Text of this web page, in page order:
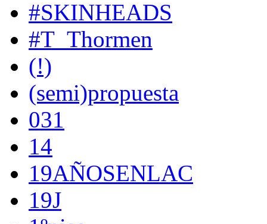
#SKINHEADS
#T_Thormen
(!)
(semi)propuesta
031
14
19AÑOSENLAC
19J